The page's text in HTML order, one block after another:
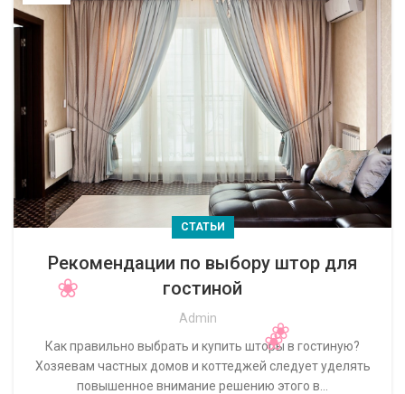
СТАТЬИ
Рекомендации по выбору штор для
гостиной
Admin
Как правильно выбрать и купить шторы в гостиную?
Хозяевам частных домов и коттеджей следует уделять
повышенное внимание решению этого в...